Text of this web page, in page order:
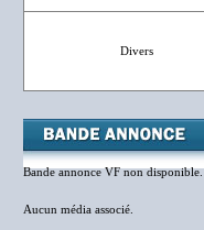
Divers
Bande annonce VF non disponible.
Aucun média associé.